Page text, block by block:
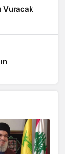
Vuracak